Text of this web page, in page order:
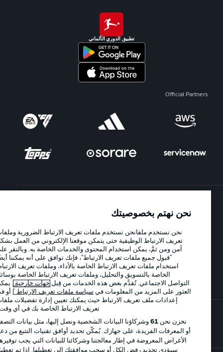
تطبيق الدوري الألماني
Official Partners
الإعلانات الإخطارات القانونية
شروط الاستخدام الوظائف
تواصل معنا
نحن نهتم بخصوصيتك
نحن نستخدم ملفانحن نستخدم ملفات تعريف الارتباط الضرورية وملفات
تعريف الارتباط الوظيفية حتى يتمكن موقعنا الإلكتروني من العمل بشكل
آمن ومن ثمَّ، يمكن استخدام المحتوى والخدمات الخاصة به. وبالنقر على
"قبول جميع ملفات تعريف الارتباط"، فإنك توافق على أنه يمكننا أيضًا
استخدام ملفات تعريف الارتباط الخاصة بالأداء، وملفات تعريف الارتباط
الخاصة بالتسويق والتحليل، وملفات تعريف الارتباط الخاصة بوسائل
التواصل الاجتماعي. تُقدَّم بعض هذه الخدمات من قِبل جهات خارجية . يمكن
العثور على المزيد من المعلومات فيسياسة ملفات تعريف الارتباط] أو في
إعدادات ملف تعريف الارتباط حيث يمكنك تعيين إدارة تفضيلات ملفات
تعريف الارتباط الخاصة بك في أي وقت..
نخزن نحن61وشركاؤنا البيانات الشخصية ونصل إليها، مثل بيانات التصفح
أو المعرفات الفريدة، على جهازك. يُمكّن تحديد أوافق تقنيات التتبع من دعم
الأغراض المعروضة في إطار معالجتنا وشركائنا للبيانات التي يجب توفيرها.
سيؤدي تحديد رفض الكل أو سحب موافقتك إلى تعطيلها. إذا تم تعطيل